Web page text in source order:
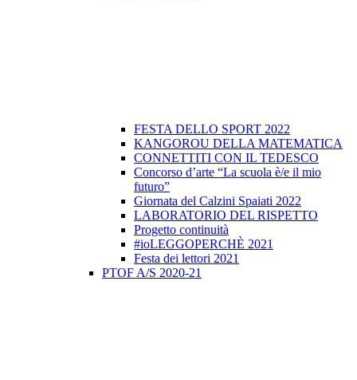
FESTA DELLO SPORT 2022
KANGOROU DELLA MATEMATICA
CONNETTITI CON IL TEDESCO
Concorso d’arte “La scuola è/e il mio
futuro”
Giornata del Calzini Spaiati 2022
LABORATORIO DEL RISPETTO
Progetto continuità
#ioLEGGOPERCHÈ 2021
Festa dei lettori 2021
PTOF A/S 2020-21